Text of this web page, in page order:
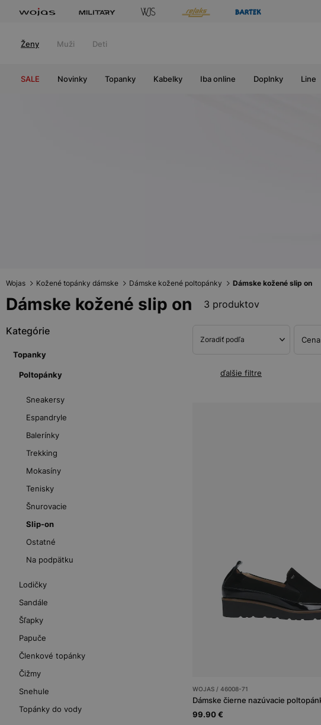
Ženy Muži Deti
SALE Novinky Topanky Kabelky Iba online Doplnky Line
Wojas Kožené topánky dámske Dámske kožené poltopánky Dámske kožené slip on
Dámske kožené slip on 3 produktov
Kategórie
Topanky
Poltopánky
Sneakersy
Espandryle
Balerínky
Trekking
Mokasíny
Tenisky
Šnurovacie
Slip-on
Ostatné
Na podpätku
Lodičky
Sandále
Šľapky
Papuče
Členkové topánky
Čižmy
Snehule
Topánky do vody
Zoradiť podľa Cena
ďalšie filtre
WOJAS / 46008-71
99.90 €